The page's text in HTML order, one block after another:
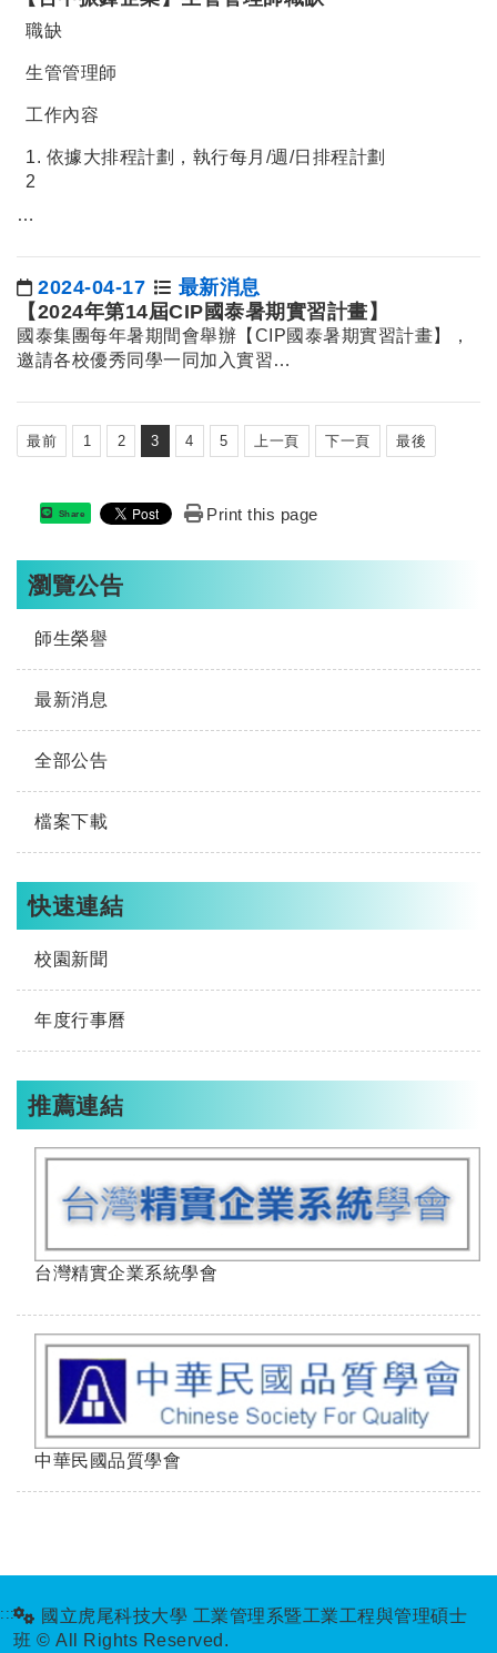
職缺
生管管理師
工作內容
1. 依據大排程計劃，執行每月/週/日排程計劃
2
…
日期：
2024-04-17
最新消息
【2024年第14屆CIP國泰暑期實習計畫】
國泰集團每年暑期間會舉辦【CIP國泰暑期實習計畫】，
邀請各校優秀同學一同加入實習…
最前 1 2 3 4 5 上一頁 下一頁 最後
Share Print this page
瀏覽公告
師生榮譽
最新消息
全部公告
檔案下載
快速連結
校園新聞
年度行事曆
推薦連結
台灣精實企業系統學會
中華民國品質學會
:::
國立虎尾科技大學 工業管理系暨工業工程與管理碩士
班 © All Rights Reserved.